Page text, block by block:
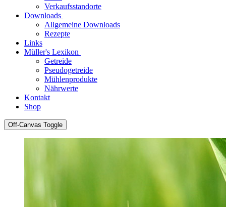
Verkaufsstandorte
Downloads
Allgemeine Downloads
Rezepte
Links
Müller's Lexikon
Getreide
Pseudogetreide
Mühlenprodukte
Nährwerte
Kontakt
Shop
Off-Canvas Toggle